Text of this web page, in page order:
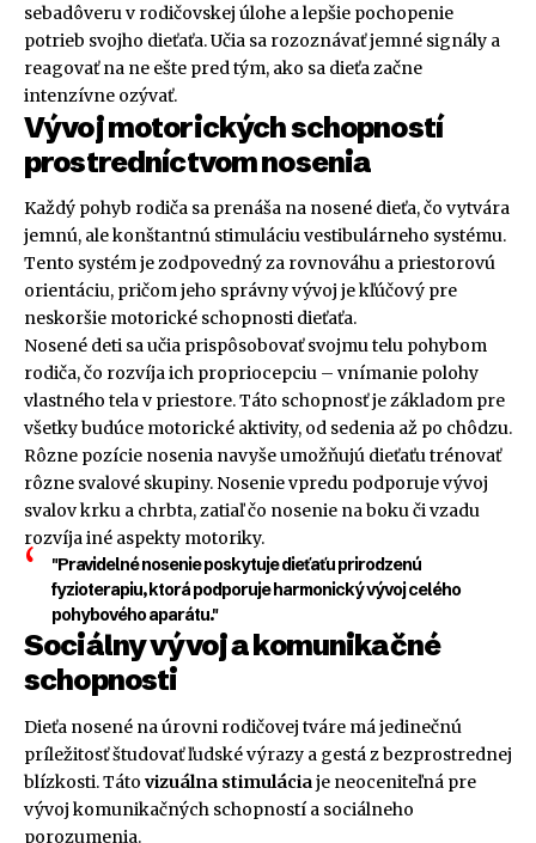
sebadôveru v rodičovskej úlohe a lepšie pochopenie
potrieb svojho dieťaťa. Učia sa rozoznávať jemné signály a
reagovať na ne ešte pred tým, ako sa dieťa začne
intenzívne ozývať.
Vývoj motorických schopností
prostredníctvom nosenia
Každý pohyb rodiča sa prenáša na nosené dieťa, čo vytvára
jemnú, ale konštantnú stimuláciu vestibulárneho systému.
Tento systém je zodpovedný za rovnováhu a priestorovú
orientáciu, pričom jeho správny vývoj je kľúčový pre
neskoršie motorické schopnosti dieťaťa.
Nosené deti sa učia prispôsobovať svojmu telu pohybom
rodiča, čo rozvíja ich propriocepciu – vnímanie polohy
vlastného tela v priestore. Táto schopnosť je základom pre
všetky budúce motorické aktivity, od sedenia až po chôdzu.
Rôzne pozície nosenia navyše umožňujú dieťaťu trénovať
rôzne svalové skupiny. Nosenie vpredu podporuje vývoj
svalov krku a chrbta, zatiaľ čo nosenie na boku či vzadu
rozvíja iné aspekty motoriky.
"Pravidelné nosenie poskytuje dieťaťu prirodzenú
fyzioterapiu, ktorá podporuje harmonický vývoj celého
pohybového aparátu."
Sociálny vývoj a komunikačné
schopnosti
Dieťa nosené na úrovni rodičovej tváre má jedinečnú
príležitosť študovať ľudské výrazy a gestá z bezprostrednej
blízkosti. Táto vizuálna stimuláciaje neoceniteľná pre
vývoj komunikačných schopností a sociálneho
porozumenia.